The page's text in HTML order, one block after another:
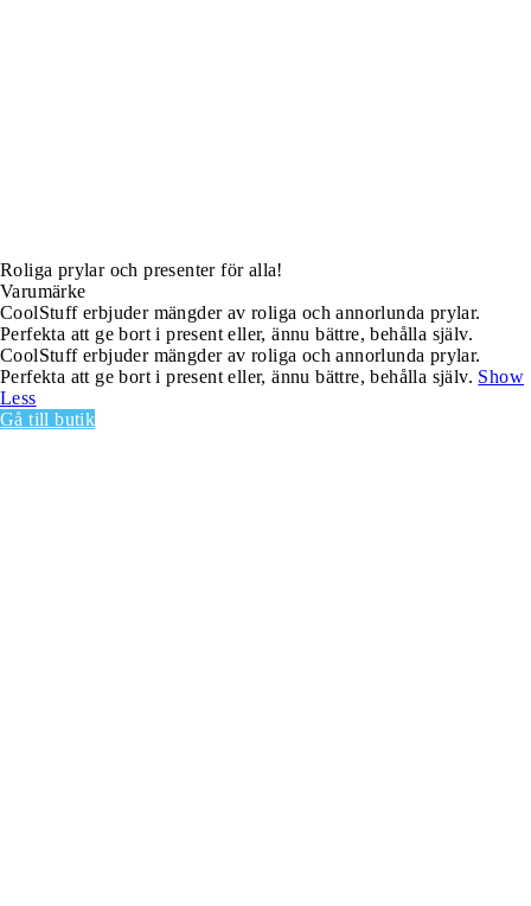
Roliga prylar och presenter för alla!
Varumärke
CoolStuff erbjuder mängder av roliga och annorlunda prylar.
Perfekta att ge bort i present eller, ännu bättre, behålla själv.
CoolStuff erbjuder mängder av roliga och annorlunda prylar.
Perfekta att ge bort i present eller, ännu bättre, behålla själv. Show
Less
Gå till butik